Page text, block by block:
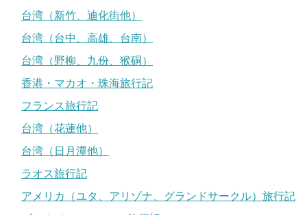
台湾（新竹、迪化街他）
台湾（台中、高雄、台南）
台湾（野柳、九份、猴硐）
香港・マカオ・珠海旅行記
フランス旅行記
台湾（花蓮他）
台湾（日月潭他）
ラオス旅行記
アメリカ（ユタ、アリゾナ、グランドサークル）旅行記